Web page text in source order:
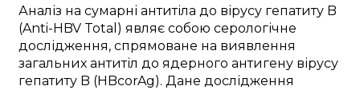
Аналіз на сумарні антитіла до вірусу гепатиту B
(Anti-HBV Total) являє собою серологічне
дослідження, спрямоване на виявлення
загальних антитіл до ядерного антигену вірусу
гепатиту B (HBcorAg). Дане дослідження